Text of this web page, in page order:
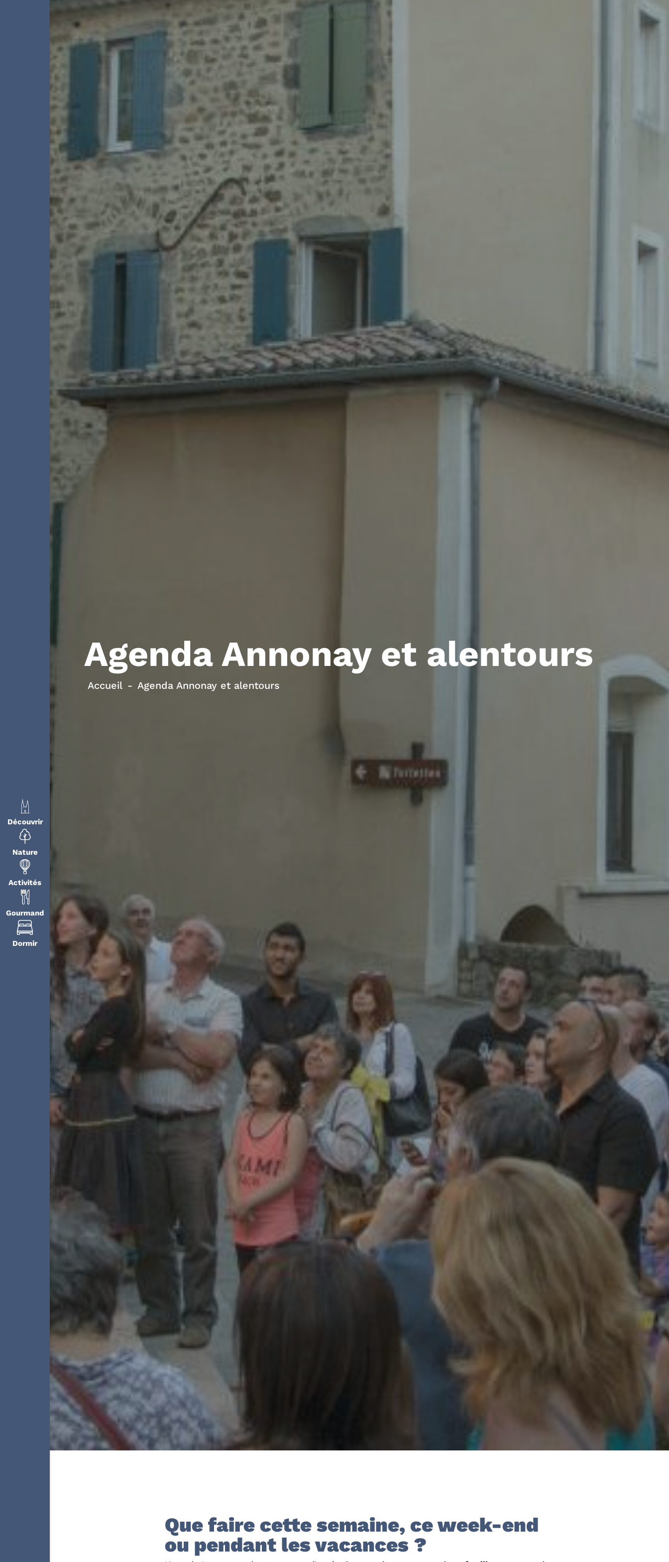
Découvrir
Nature
Activités
Gourmand
Dormir
Agenda Annonay et alentours
Accueil Agenda Annonay et alentours
Que faire cette semaine, ce week-end
ou pendant les vacances ?